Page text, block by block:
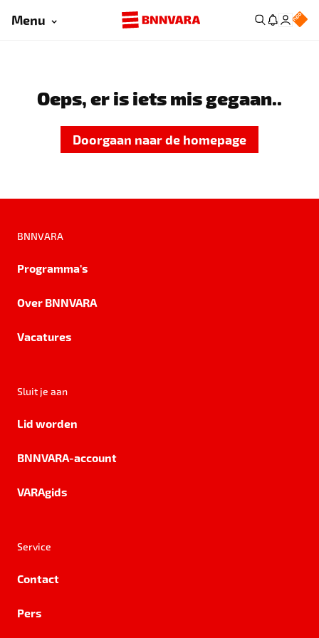
Menu
Oeps, er is iets mis gegaan..
Doorgaan naar de homepage
BNNVARA
Programma's
Over BNNVARA
Vacatures
Sluit je aan
Lid worden
BNNVARA-account
VARAgids
Service
Contact
Pers